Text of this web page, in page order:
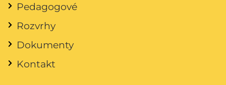
Pedagogové
Rozvrhy
Dokumenty
Kontakt